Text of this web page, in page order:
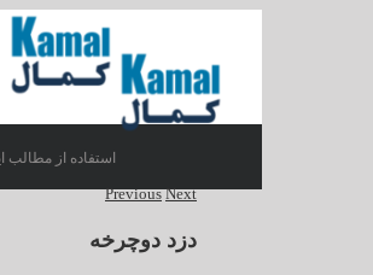
Previous Next
دزد دوچرخه
استفاده از مطالب